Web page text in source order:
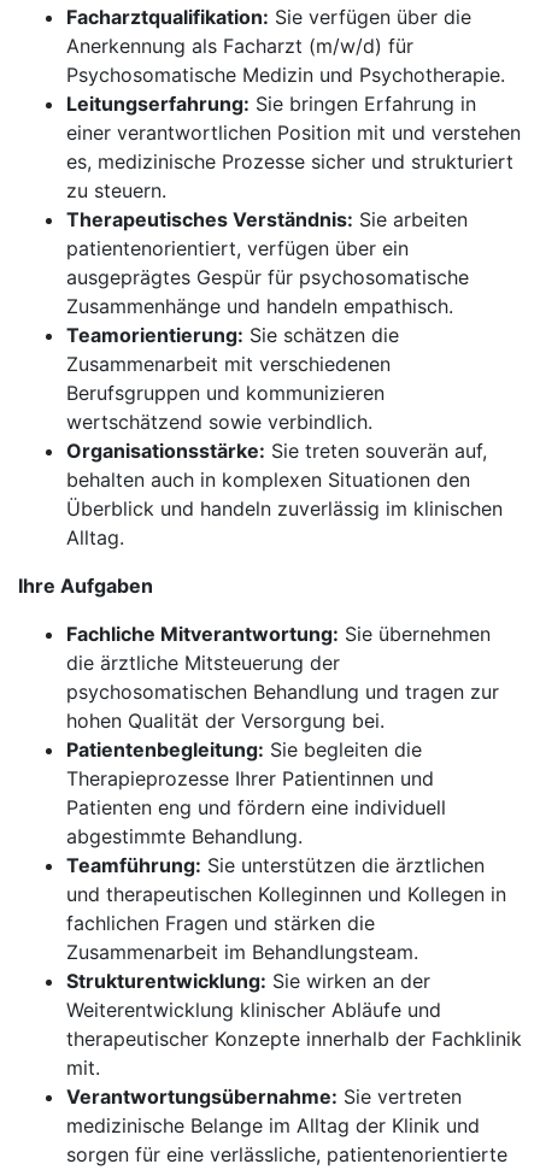
Facharztqualifikation: Sie verfügen über die
Anerkennung als Facharzt (m/w/d) für
Psychosomatische Medizin und Psychotherapie.
Leitungserfahrung: Sie bringen Erfahrung in
einer verantwortlichen Position mit und verstehen
es, medizinische Prozesse sicher und strukturiert
zu steuern.
Therapeutisches Verständnis: Sie arbeiten
patientenorientiert, verfügen über ein
ausgeprägtes Gespür für psychosomatische
Zusammenhänge und handeln empathisch.
Teamorientierung: Sie schätzen die
Zusammenarbeit mit verschiedenen
Berufsgruppen und kommunizieren
wertschätzend sowie verbindlich.
Organisationsstärke: Sie treten souverän auf,
behalten auch in komplexen Situationen den
Überblick und handeln zuverlässig im klinischen
Alltag.
Ihre Aufgaben
Fachliche Mitverantwortung: Sie übernehmen
die ärztliche Mitsteuerung der
psychosomatischen Behandlung und tragen zur
hohen Qualität der Versorgung bei.
Patientenbegleitung: Sie begleiten die
Therapieprozesse Ihrer Patientinnen und
Patienten eng und fördern eine individuell
abgestimmte Behandlung.
Teamführung: Sie unterstützen die ärztlichen
und therapeutischen Kolleginnen und Kollegen in
fachlichen Fragen und stärken die
Zusammenarbeit im Behandlungsteam.
Strukturentwicklung: Sie wirken an der
Weiterentwicklung klinischer Abläufe und
therapeutischer Konzepte innerhalb der Fachklinik
mit.
Verantwortungsübernahme: Sie vertreten
medizinische Belange im Alltag der Klinik und
sorgen für eine verlässliche, patientenorientierte